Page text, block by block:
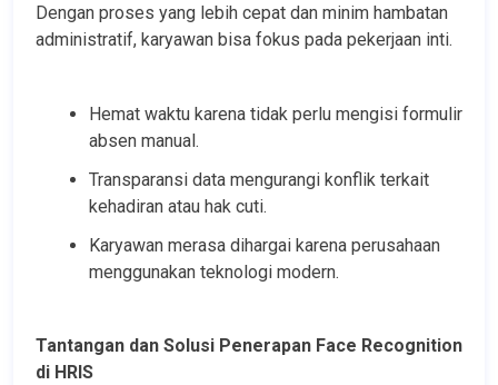
Dengan proses yang lebih cepat dan minim hambatan
administratif, karyawan bisa fokus pada pekerjaan inti.
Hemat waktu karena tidak perlu mengisi formulir
absen manual.
Transparansi data mengurangi konflik terkait
kehadiran atau hak cuti.
Karyawan merasa dihargai karena perusahaan
menggunakan teknologi modern.
Tantangan dan Solusi Penerapan Face Recognition
di HRIS